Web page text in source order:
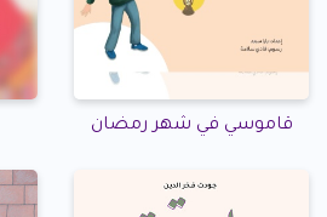
قاموسي في شهر رمضان